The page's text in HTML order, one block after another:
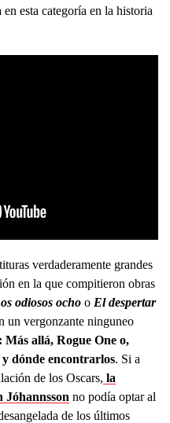
en esta categoría en la historia
verdaderamente grandes
en la que compitieron obras
odiosos ocho o El despertar
un vergonzante ninguneo
allá, Rogue One o,
dónde encontrarlos. Si a
de los Oscars, la
Jóhannsson no podía optar al
de los últimos